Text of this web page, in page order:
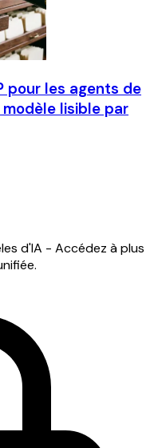
pour les agents de
lisible par
d'IA - Accédez à plus